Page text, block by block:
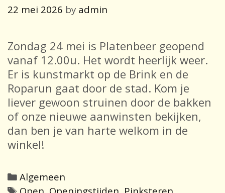
22 mei 2026 by admin
Zondag 24 mei is Platenbeer geopend
vanaf 12.00u. Het wordt heerlijk weer.
Er is kunstmarkt op de Brink en de
Roparun gaat door de stad. Kom je
liever gewoon struinen door de bakken
of onze nieuwe aanwinsten bekijken,
dan ben je van harte welkom in de
winkel!
Categories
Algemeen
Tags